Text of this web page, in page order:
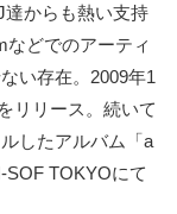
からも熱い支持
などでのアーティ
い存在。2009年1
リリース。続いて
したアルバム「a
SOF TOKYOにて